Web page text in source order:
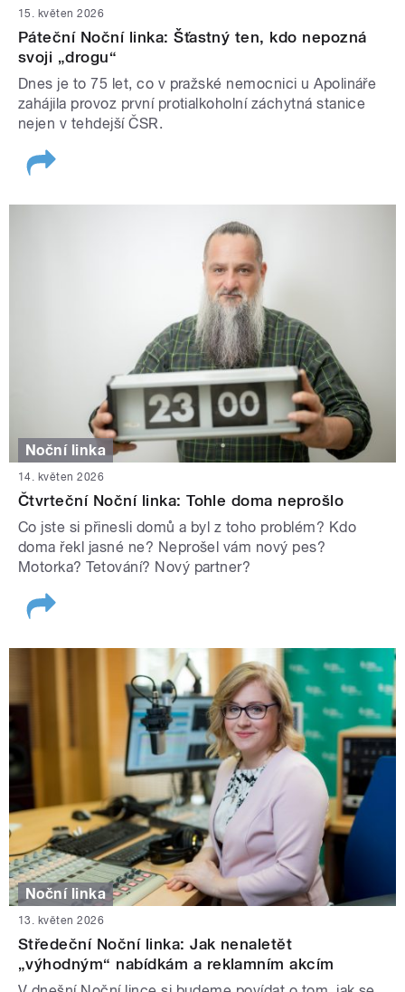
15. květen 2026
Páteční Noční linka: Šťastný ten, kdo nepozná
svoji „drogu“
Dnes je to 75 let, co v pražské nemocnici u Apolináře
zahájila provoz první protialkoholní záchytná stanice
nejen v tehdejší ČSR.
Noční linka
14. květen 2026
Čtvrteční Noční linka: Tohle doma neprošlo
Co jste si přinesli domů a byl z toho problém? Kdo
doma řekl jasné ne? Neprošel vám nový pes?
Motorka? Tetování? Nový partner?
Noční linka
13. květen 2026
Středeční Noční linka: Jak nenaletět
„výhodným“ nabídkám a reklamním akcím